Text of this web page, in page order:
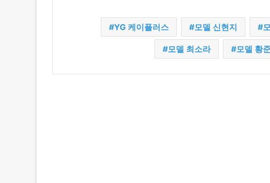
YG 케이플러스 모델 신현지
모델 최소라 모델 황